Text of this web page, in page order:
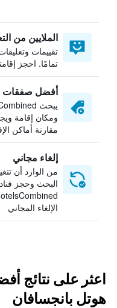
الملايين من
تقييمات
تمامًا. احجز
أفضل صفقات
ومكان إقامة
مقارنة أماكن
إلغاء مجاني
من الوارد أن
البحث وحجز
الإلغاء المجاني
اعثر على نتائج
هوتل بانجسافان